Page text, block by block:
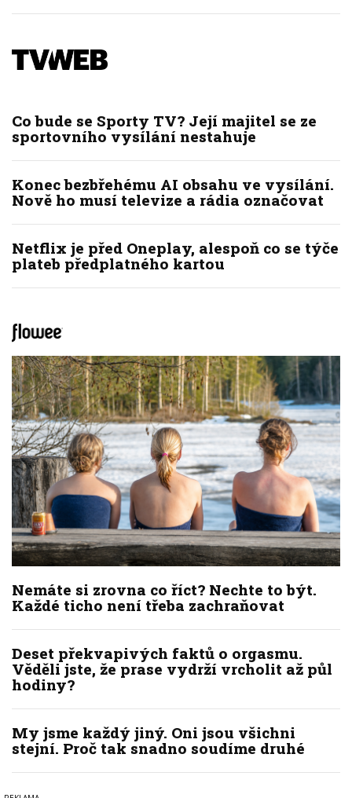
Co bude se Sporty TV? Její majitel se ze
sportovního vysílání nestahuje
Konec bezbřehému AI obsahu ve vysílání.
Nově ho musí televize a rádia označovat
Netflix je před Oneplay, alespoň co se týče
plateb předplatného kartou
Nemáte si zrovna co říct? Nechte to být.
Každé ticho není třeba zachraňovat
Deset překvapivých faktů o orgasmu.
Věděli jste, že prase vydrží vrcholit až půl
hodiny?
My jsme každý jiný. Oni jsou všichni
stejní. Proč tak snadno soudíme druhé